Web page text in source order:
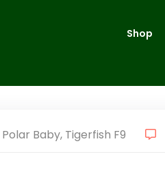
Shop
Polar Baby, Tigerfish F9